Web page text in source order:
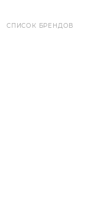
СПИСОК БРЕНДОВ